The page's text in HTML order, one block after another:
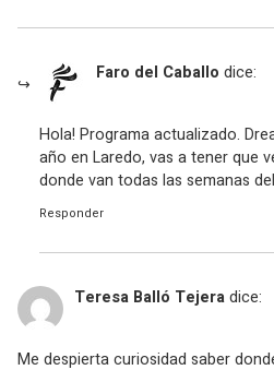
Faro del Caballo dice:
Hola! Programa actualizado.
año en Laredo, vas a tener que
donde van todas las semanas
Responder
Teresa Balló Tejeradice:
Me despierta curiosidad saber